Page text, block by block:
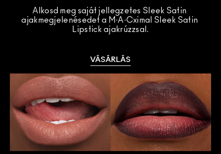
Alkosd meg saját jellegzetes Sleek Satin
ajakmegjelenésedet a M·A·Cximal Sleek Satin
Lipstick ajakrúzzsal.
VÁSÁRLÁS